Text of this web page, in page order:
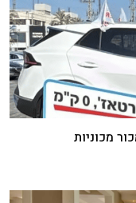
מכוניות